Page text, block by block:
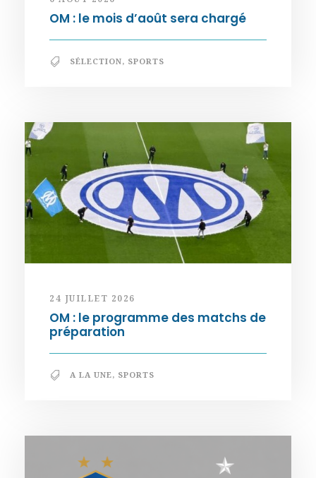
OM : le mois d’août sera chargé
SÉLECTION, SPORTS
24 JUILLET 2026
OM : le programme des matchs de
préparation
A LA UNE, SPORTS